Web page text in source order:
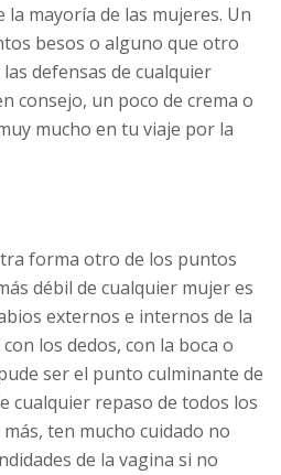
mayoría de las mujeres. Un
besos o alguno que otro
defensas de cualquier
consejo, un poco de crema o
mucho en tu viaje por la
forma otro de los puntos
débil de cualquier mujer es
externos e internos de la
los dedos, con la boca o
ser el punto culminante de
cualquier repaso de todos los
ten mucho cuidado no
de la vagina si no